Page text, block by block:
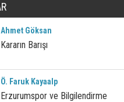
Ahmet Göksan
Kararın Barışı
Ö. Faruk Kayaalp
Erzurumspor ve Bilgilendirme